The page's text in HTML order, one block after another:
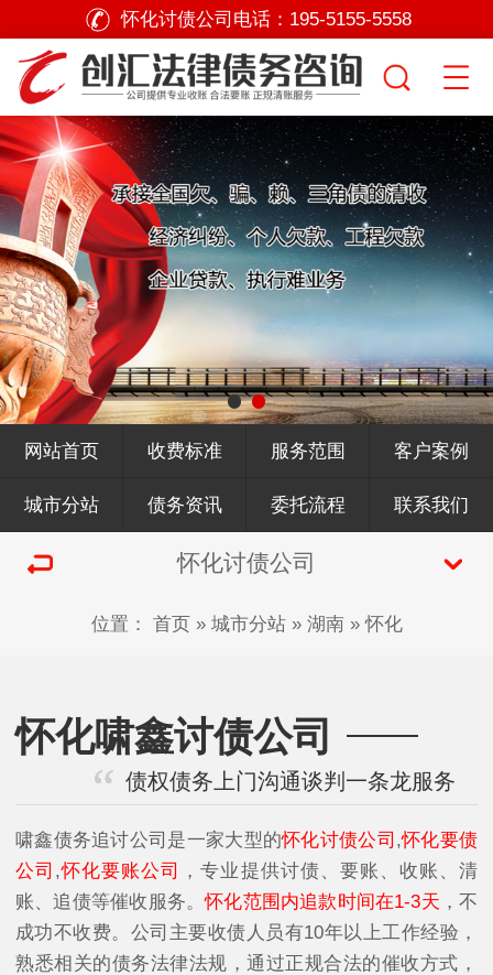
怀化讨债公司电话： 195-5155-5558
网站首页 收费标准 服务范围 客户案例
城市分站 债务资讯 委托流程 联系我们
怀化讨债公司
位置： 首页» 城市分站» 湖南»怀化
怀化啸鑫讨债公司
债权债务上门沟通谈判一条龙服务
啸鑫债务追讨公司是一家大型的怀化讨债公司 ,怀化要债
公司 ,怀化要账公司
，专业提供讨债、要账、收账、清
账、追债等催收服务。怀化范围内追款时间在1-3天 ，不
成功不收费。公司主要收债人员有10年以上工作经验，
熟悉相关的债务法律法规，通过正规合法的催收方式，